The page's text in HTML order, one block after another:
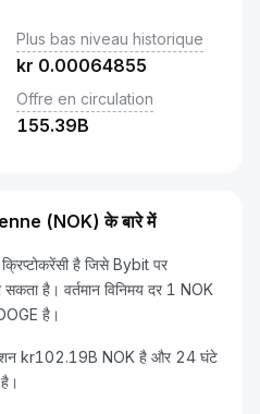
Plus bas niveau historique
kr 0.00064855
Offre en circulation
155.39B
(NOK) के बारे में
है जिसे Bybit पर
है। वर्तमान विनिमय दर 1 NOK
है।
kr102.19B NOK है और 24 घंटे